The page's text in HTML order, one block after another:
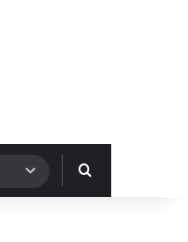
Hledat